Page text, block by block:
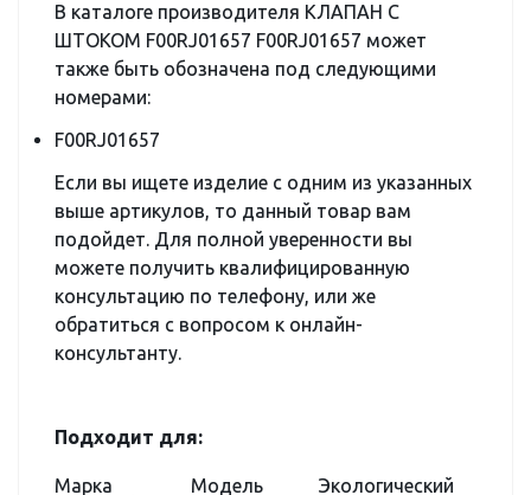
В каталоге производителя КЛАПАН С
ШТОКОМ F00RJ01657 F00RJ01657 может
также быть обозначена под следующими
номерами:
F00RJ01657
Если вы ищете изделие с одним из указанных
выше артикулов, то данный товар вам
подойдет. Для полной уверенности вы
можете получить квалифицированную
консультацию по телефону, или же
обратиться с вопросом к онлайн-
консультанту.
Подходит для:
Марка
Модель
Экологический